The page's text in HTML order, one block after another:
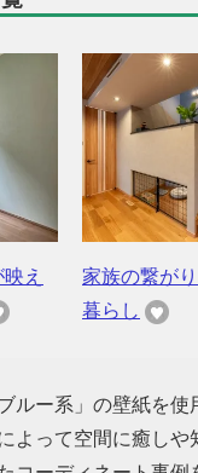
え
家族の繋が
暮らし
ルー系」の壁紙を
よって空間に癒し